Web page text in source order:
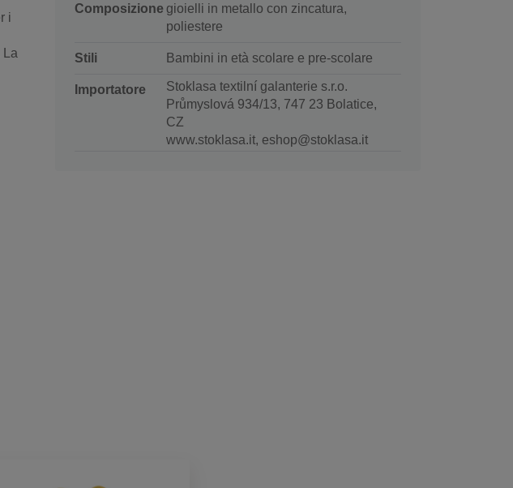
i
La
Composizione gioielli in metallo con zincatura,
poliestere
Stili Bambini in età scolare e pre-scolare
Importatore
Stoklasa textilní galanterie s.r.o.
Průmyslová 934/13, 747 23 Bolatice,
CZ
www.stoklasa.it, eshop@stoklasa.it